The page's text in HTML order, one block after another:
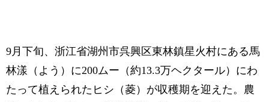
9月下旬、浙江省湖州市呉興区東林鎮星火村にある馬
林漾（よう）に200ムー（約13.3万ヘクタール）にわ
たって植えられたヒシ（菱）が収穫期を迎えた。農